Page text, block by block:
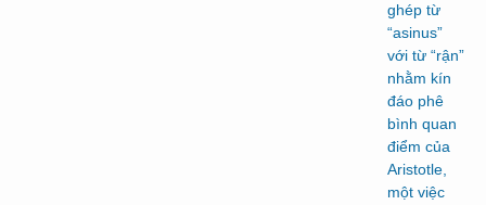
ghép từ
“asinus”
với từ “rận”
nhằm kín
đáo phê
bình quan
điểm của
Aristotle,
một việc